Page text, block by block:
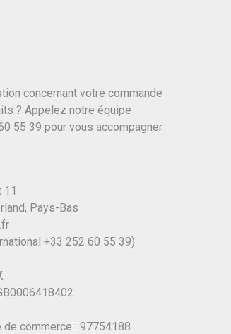
concernant votre commande
? Appelez notre équipe
55 39 pour vous accompagner
11
Pays-Bas
+33 252 60 55 39)
de commerce : 97754188